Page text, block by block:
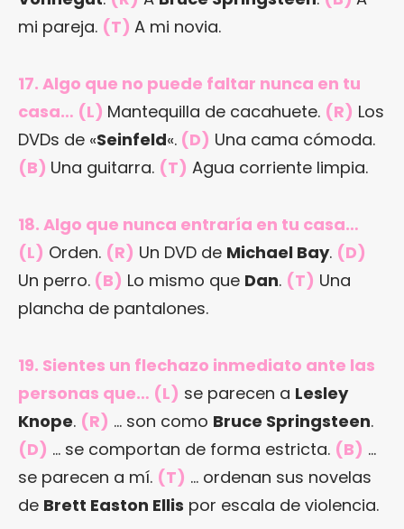
mi pareja. (T) A mi novia.
17. Algo que no puede faltar nunca en tu
casa… (L) Mantequilla de cacahuete. (R) Los
DVDs de «Seinfeld«. (D) Una cama cómoda.
(B) Una guitarra. (T) Agua corriente limpia.
18. Algo que nunca entraría en tu casa…
(L) Orden. (R) Un DVD de Michael Bay. (D)
Un perro. (B) Lo mismo que Dan. (T) Una
plancha de pantalones.
19. Sientes un flechazo inmediato ante las
personas que… (L) se parecen a Lesley
Knope. (R) … son como Bruce Springsteen.
(D) … se comportan de forma estricta. (B) …
se parecen a mí. (T) … ordenan sus novelas
de Brett Easton Ellis por escala de violencia.